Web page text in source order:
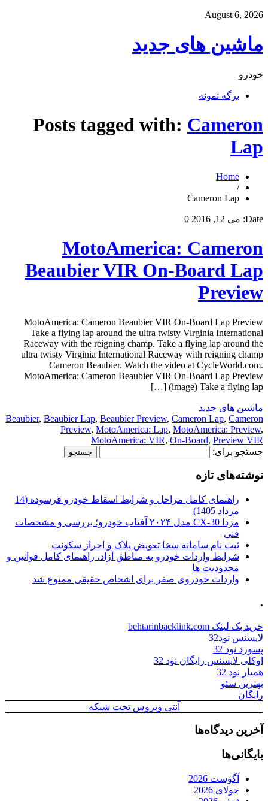
August 6, 2026
ماشین های جدید
خودرو
برگه نمونه
Posts tagged with: Cameron
Lap
Home
/
Cameron Lap
Date: می 12, 2016 0
MotoAmerica: Cameron
Beaubier VIR On-Board Lap
Preview
MotoAmerica: Cameron Beaubier VIR On-Board Lap Preview
Take a flying lap around the ultra twisty Virginia International
Raceway with the reigning champ. Take a flying lap around the
ultra twisty Virginia International Raceway with reigning champ
Cameron Beaubier. Watch the video at CycleWorld.com.
MotoAmerica: Cameron Beaubier VIR On-Board Lap Preview
(image) Take a flying lap […]
ماشین های جدید
Beaubier, Beaubier Lap, Beaubier Preview, Cameron Lap, Cameron
Preview, MotoAmerica: Lap, MotoAmerica: Preview,
MotoAmerica: VIR, On-Board, Preview VIR
جستجو برای:
نوشته‌های تازه
راهنمای کامل مراحل و شرایط اسقاط خودرو فرسوده (14
مرداد 1405)
مزدا CX-30 مدل ۲۰۲۴ آفتاب خودرو؛ بررسی و مشخصات
فنی
ثبت نام سامانه سخا تعویض پلاک و احراز سکونت
شرایط واردات خودرو به مناطق آزاد، راهنمای کامل قوانین و
محدودیت ها
واردات خودروی صفر برای اشخاص حقیقی ممنوع شد
.
خرید بک لینک behtarinbacklink.com
لایسنس نود32
پسورد نود 32
اوکلی لایسنس رایگان نود 32
همیار نود 32
بهترین سئو
رایگان
آنتی ویروس تحت شبکه
آخرین دیدگاه‌ها
بایگانی‌ها
آگوست 2026
جولای 2026